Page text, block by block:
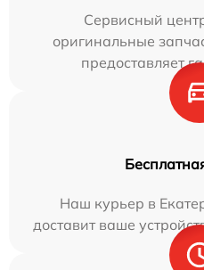
Сервисный
оригинальные
предоставляет
Наш курьер в
доставит ваше